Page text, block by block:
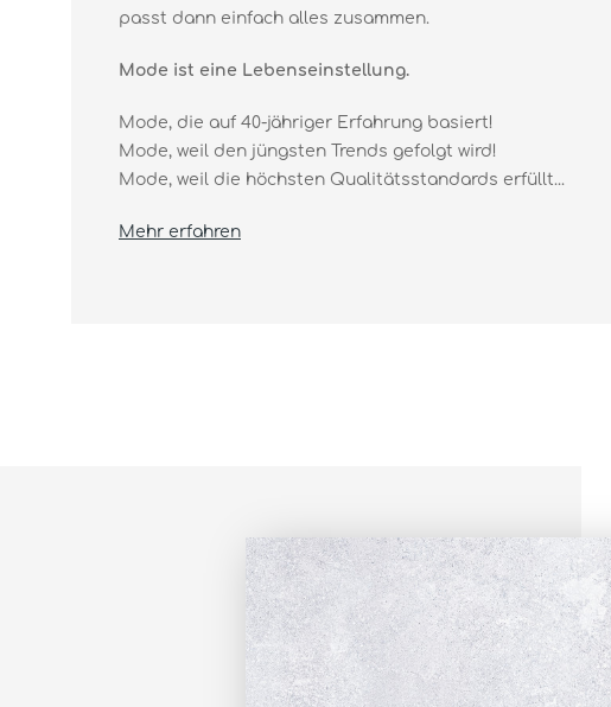
passt dann einfach alles zusammen.
Mode ist eine Lebenseinstellung.
Mode, die auf 40-jähriger Erfahrung basiert!
Mode, weil den jüngsten Trends gefolgt wird!
Mode, weil die höchsten Qualitätsstandards erfüllt...
Mehr erfahren